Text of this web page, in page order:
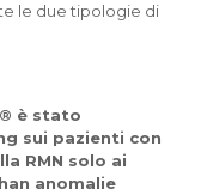
le due tipologie di
è stato
sui pazienti con
RMN solo ai
anomalie